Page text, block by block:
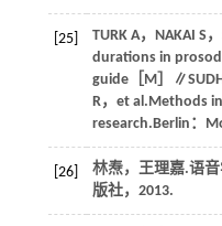
[25]
TURK A，NAKAI S
durations in
guide［M］
R，et al.Methods
research.Berlin：
[26]
林焘，王理嘉.语
版社，2013.